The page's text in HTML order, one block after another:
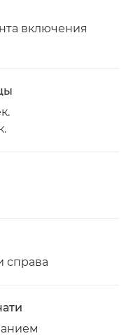
включения
справа